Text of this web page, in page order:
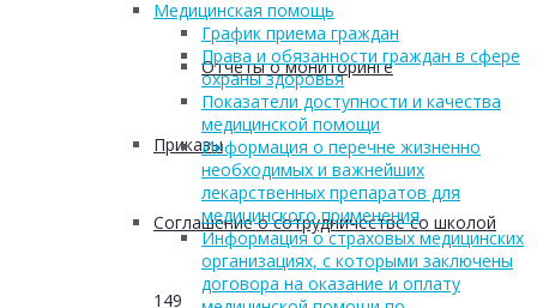
Отчеты о мониторинге
Приказы
Соглашение о сотрудничестве со школой
149
Медицинская помощь
График приема граждан
Права и обязанности граждан в сфере
охраны здоровья
Показатели доступности и качества
медицинской помощи
Информация о перечне жизненно
необходимых и важнейших
лекарственных препаратов для
медицинского применения
Информация о страховых медицинских
организациях, с которыми заключены
договора на оказание и оплату